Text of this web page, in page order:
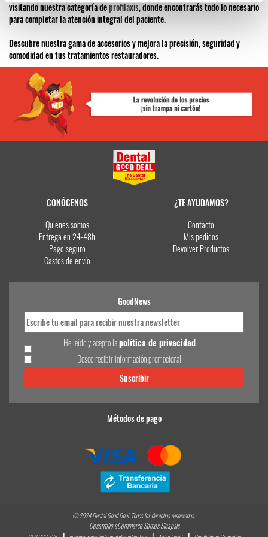
visitando nuestra categoría deprofilaxis, donde encontrarás todo lo necesario
para completar la atención integral del paciente.
Descubre nuestra gama de accesorios y mejora la precisión, seguridad y
comodidad en tus tratamientos restauradores.
CONÓCENOS
Quiénes somos
Entrega en 24-48h
Pago seguro
Gastos de envío
¿TE AYUDAMOS?
Contacto
Mis pedidos
Devolver Productos
GoodNews
He leído y acepto lapolítica de privacidad
Deseo recibir información promocional
Métodos de pago
© 2024 Dental Good Deal. Todos los derechos reservados.;
Desarrollo eCommerce Somos Sinapsis